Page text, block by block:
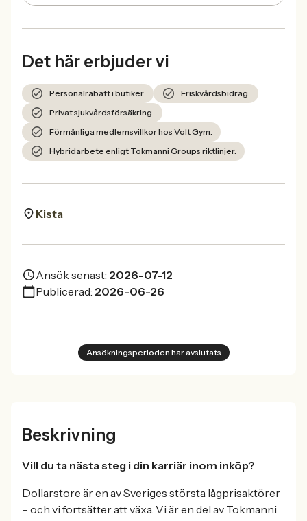
Det här erbjuder vi
Personalrabatt i butiker.
Friskvårdsbidrag.
Privat sjukvårdsförsäkring.
Förmånliga medlemsvillkor hos Volt Gym.
Hybridarbete enligt Tokmanni Groups riktlinjer.
Kista
Ansök senast: 2026-07-12
Publicerad: 2026-06-26
Ansökningsperioden har avslutats
Beskrivning
Vill du ta nästa steg i din karriär inom inköp?
Dollarstore är en av Sveriges största lågprisaktörer
– och vi fortsätter att växa. Vi är en del av Tokmanni